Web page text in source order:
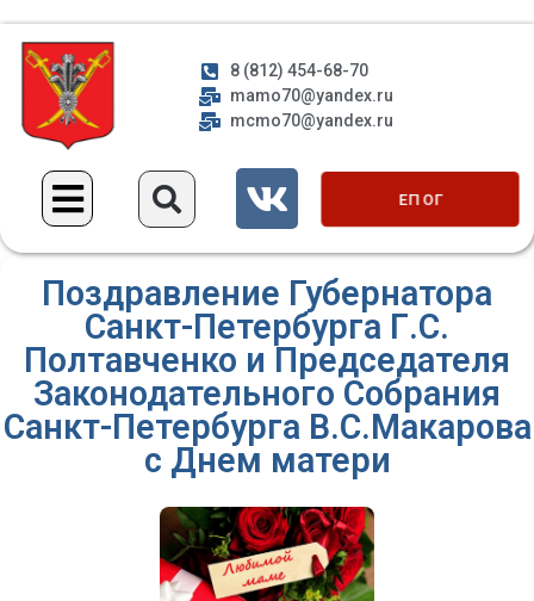
8 (812) 454-68-70
mamo70@yandex.ru
mcmo70@yandex.ru
ЕП ОГ
Поздравление Губернатора
Санкт-Петербурга Г.С.
Полтавченко и Председателя
Законодательного Собрания
Санкт-Петербурга В.С.Макарова
с Днем матери